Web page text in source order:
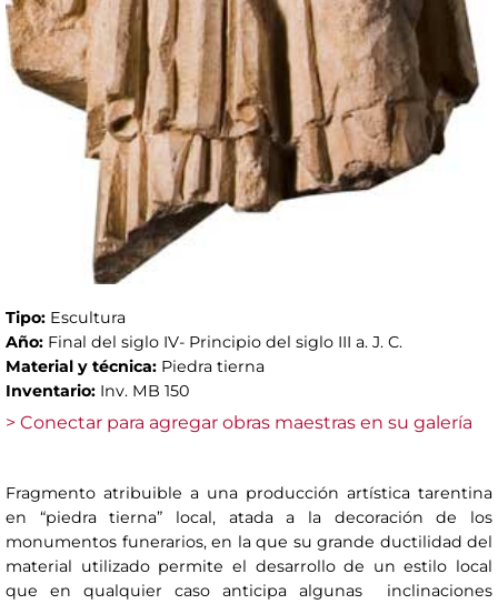
Tipo: Escultura
Año: Final del siglo IV- Principio del siglo III a. J. C.
Material y técnica: Piedra tierna
Inventario: Inv. MB 150
> Conectar para agregar obras maestras en su galería
Fragmento atribuible a una producción artística tarentina
en “piedra tierna” local, atada a la decoración de los
monumentos funerarios, en la que su grande ductilidad del
material utilizado permite el desarrollo de un estilo local
que en qualquier caso anticipa algunas inclinaciones